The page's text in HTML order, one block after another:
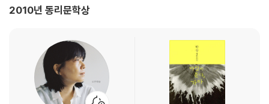
2010년 동리문학상